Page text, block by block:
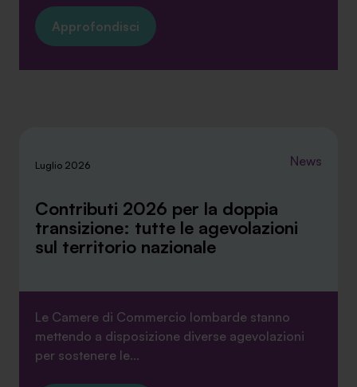
Approfondisci
Luglio 2026 News
Contributi 2026 per la doppia
transizione: tutte le agevolazioni
sul territorio nazionale
Le Camere di Commercio lombarde stanno
mettendo a disposizione diverse agevolazioni
per sostenere le...